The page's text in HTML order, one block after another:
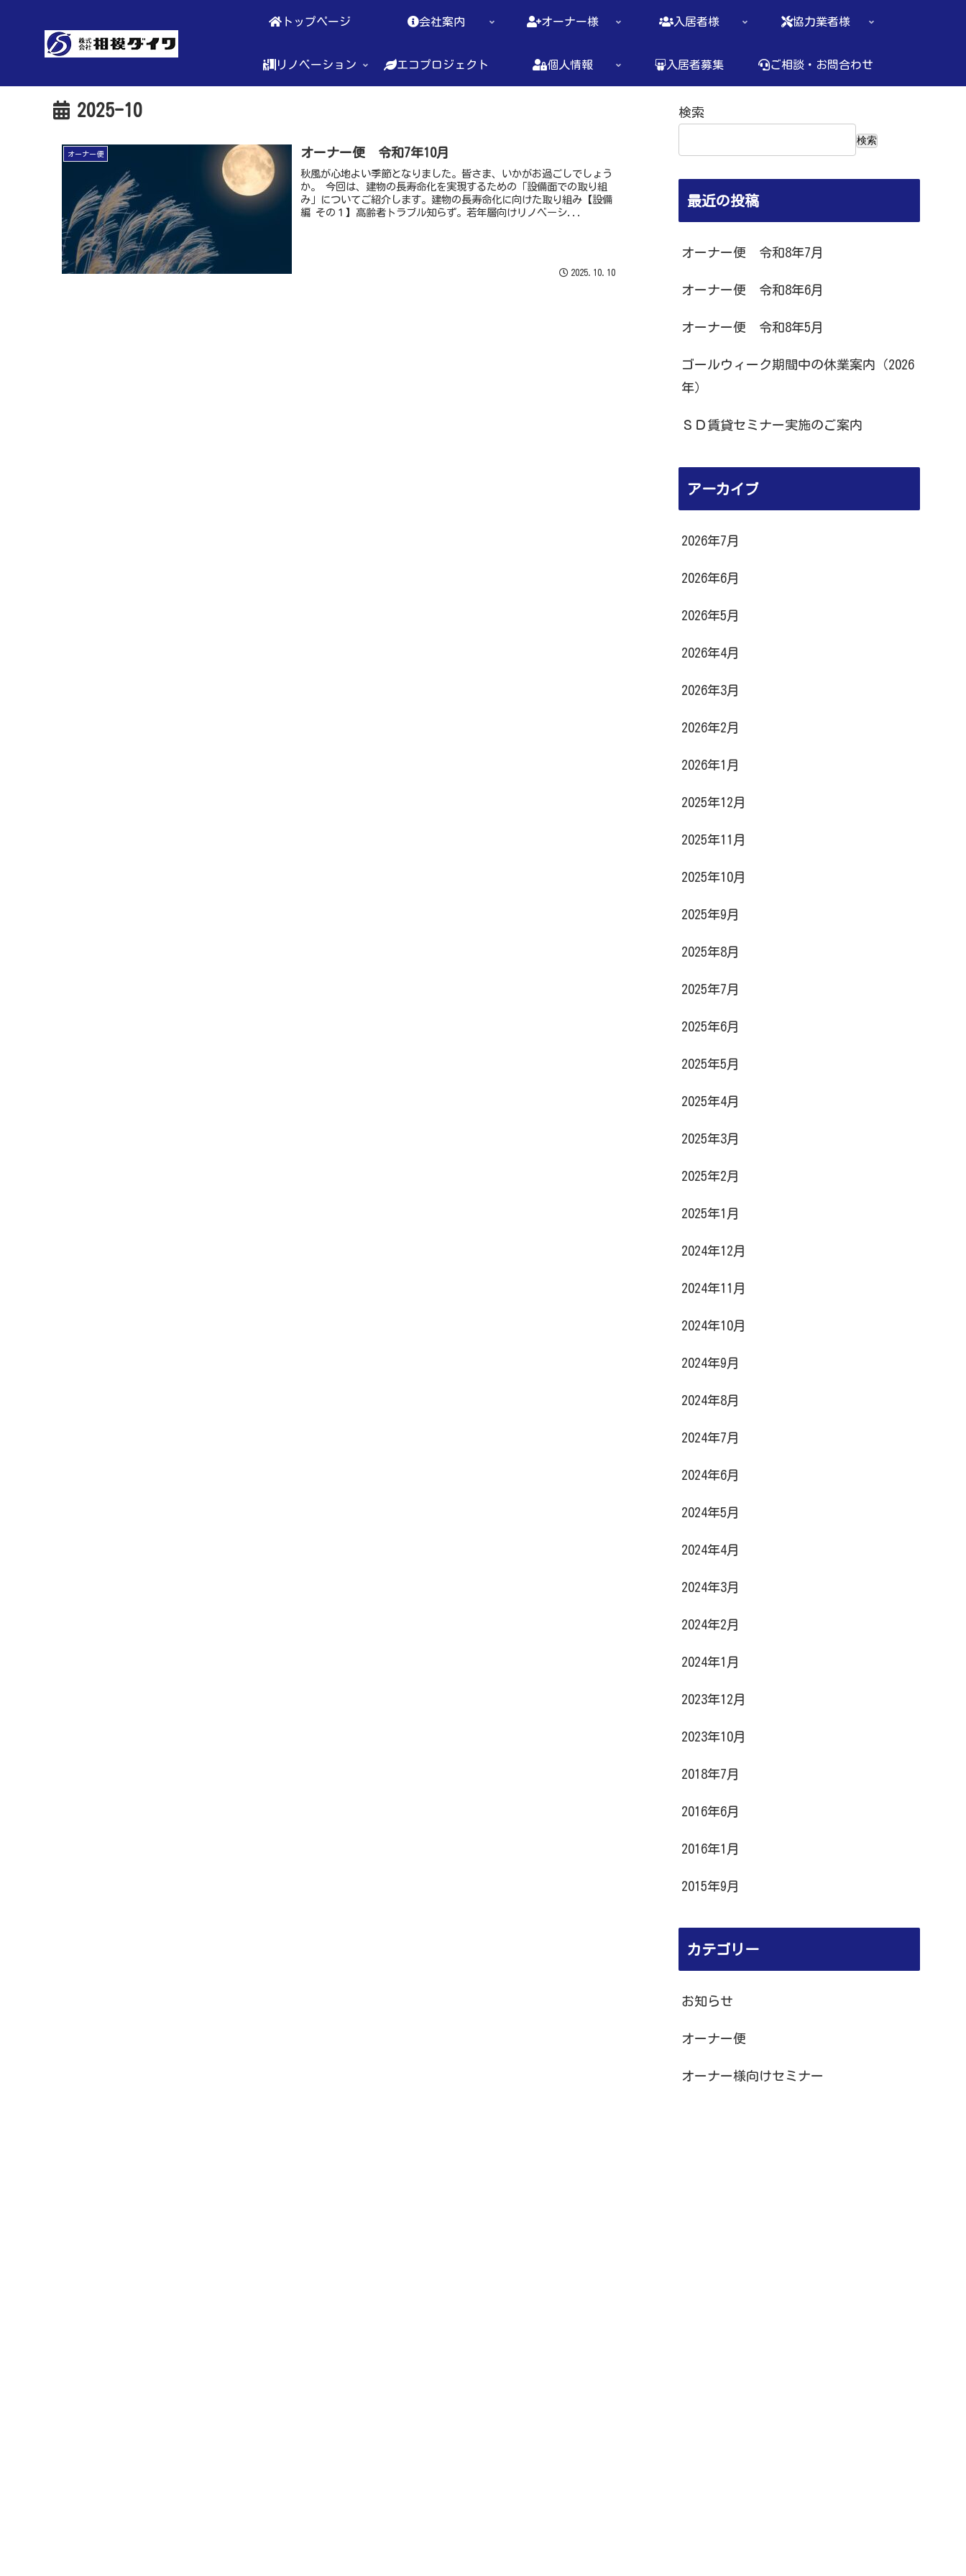
トップページ 会社案内 オーナー様 入居者様 協力業者様
リノベーション エコプロジェクト 個人情報 入居者募集 ご相談・お問合わせ
2025-10
オーナー便 オーナー便 令和7年10月
秋風が心地よい季節となりました。皆さま、いかがお過ごしでしょう
か。 今回は、建物の長寿命化を実現するための「設備面での取り組
み」についてご紹介します。建物の長寿命化に向けた取り組み【設備
編 その１】高齢者トラブル知らず。若年層向けリノベーシ...
2025.10.10
検索
検索
最近の投稿
オーナー便 令和8年7月
オーナー便 令和8年6月
オーナー便 令和8年5月
ゴールウィーク期間中の休業案内（2026
年）
ＳＤ賃貸セミナー実施のご案内
アーカイブ
2026年7月
2026年6月
2026年5月
2026年4月
2026年3月
2026年2月
2026年1月
2025年12月
2025年11月
2025年10月
2025年9月
2025年8月
2025年7月
2025年6月
2025年5月
2025年4月
2025年3月
2025年2月
2025年1月
2024年12月
2024年11月
2024年10月
2024年9月
2024年8月
2024年7月
2024年6月
2024年5月
2024年4月
2024年3月
2024年2月
2024年1月
2023年12月
2023年10月
2018年7月
2016年6月
2016年1月
2015年9月
カテゴリー
お知らせ
オーナー便
オーナー様向けセミナー